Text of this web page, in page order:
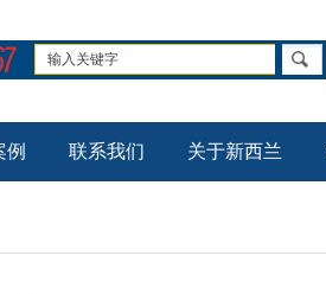
例 联系我们 关于新西兰